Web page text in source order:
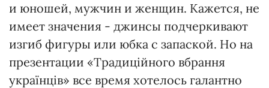
и юношей, мужчин и женщин. Кажется, не
имеет значения - джинсы подчеркивают
изгиб фигуры или юбка с запаской. Но на
презентации «Традиційного вбрання
українців» все время хотелось галантно